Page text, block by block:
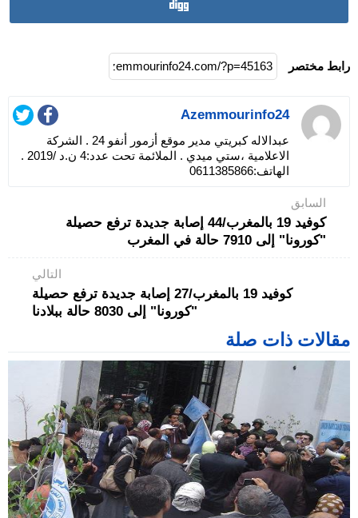
رابط مختصر
Azemmourinfo24
عبدالاله كبريتي مدير موقع أزمور أنفو 24 . الشركة
الاعلامية ،ستي ميدي . الملائمة تحت عدد:4 ن.د /2019 .
الهاتف:0611385866
السابق
كوفيد 19 بالمغرب/44 إصابة جديدة ترفع حصيلة
"كورونا" إلى 7910 حالة في المغرب
التالي
كوفيد 19 بالمغرب/27 إصابة جديدة ترفع حصيلة
"كورونا" إلى 8030 حالة ببلادنا
مقالات ذات صلة